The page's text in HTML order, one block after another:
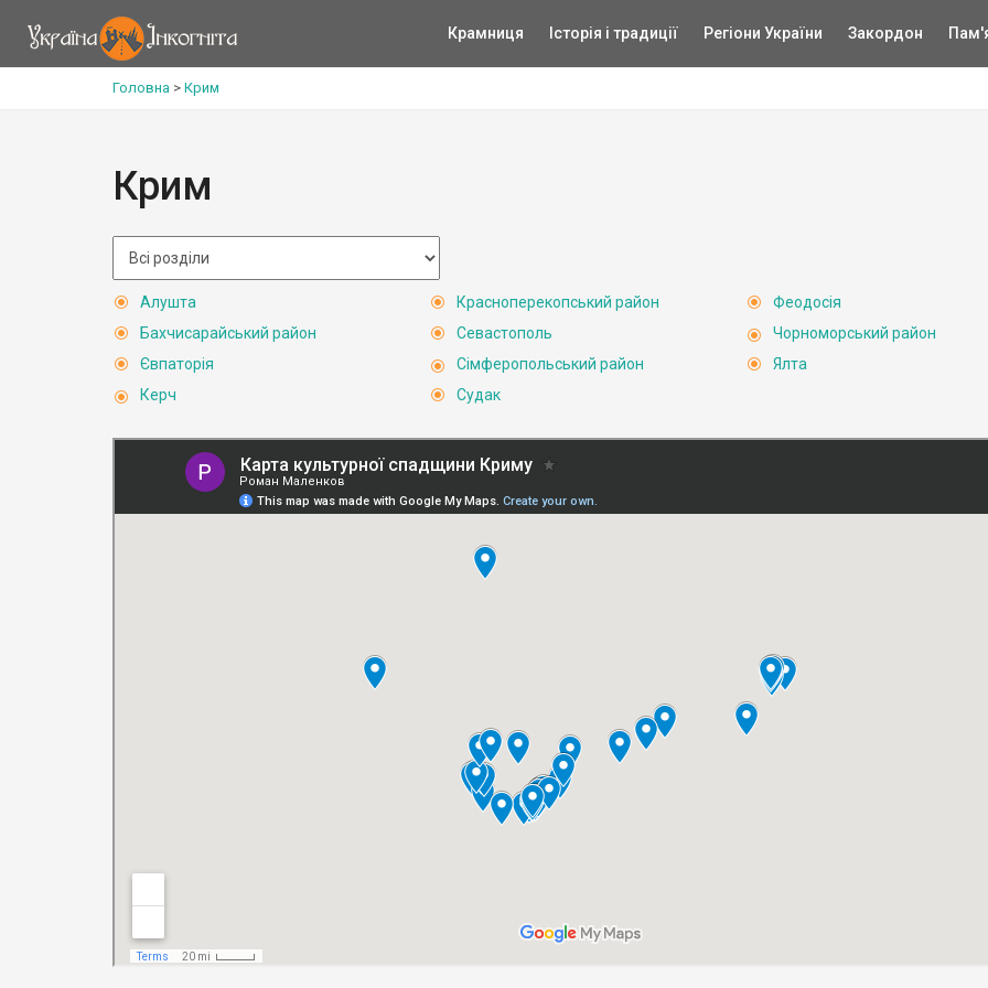
Крамниця Історія і традиції Регіони України Закордон
Головна > Крим
Крим
Алушта
Бахчисарайський район
Євпаторія
Керч
Красноперекопський район
Севастополь
Сімферопольський район
Судак
Феодосія
Чорноморський район
Ялта